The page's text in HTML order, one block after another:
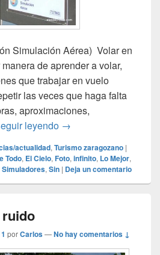
Simulación Aérea) Volar en
de aprender a volar,
que trabajar en vuelo
las veces que haga falta
aproximaciones,
leyendo Simulador de vuelo
→
actualidad, Turismo zaragozano |
Todo, El Cielo, Foto, infinito, Lo Mejor,
Simuladores, Sin | Deja un comentario
porCarlos—No hay comentarios ↓